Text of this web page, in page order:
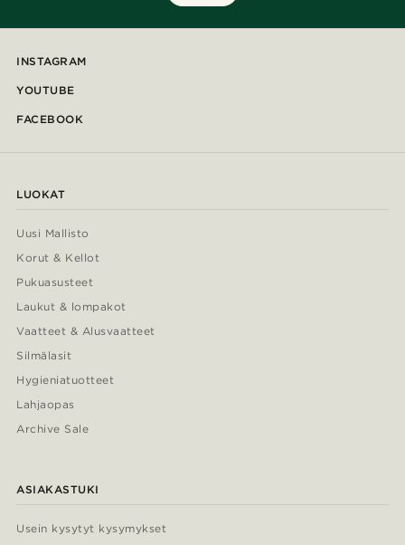
INSTAGRAM
YOUTUBE
FACEBOOK
LUOKAT
Uusi Mallisto
Korut & Kellot
Pukuasusteet
Laukut & lompakot
Vaatteet & Alusvaatteet
Silmälasit
Hygieniatuotteet
Lahjaopas
Archive Sale
ASIAKASTUKI
Usein kysytyt kysymykset